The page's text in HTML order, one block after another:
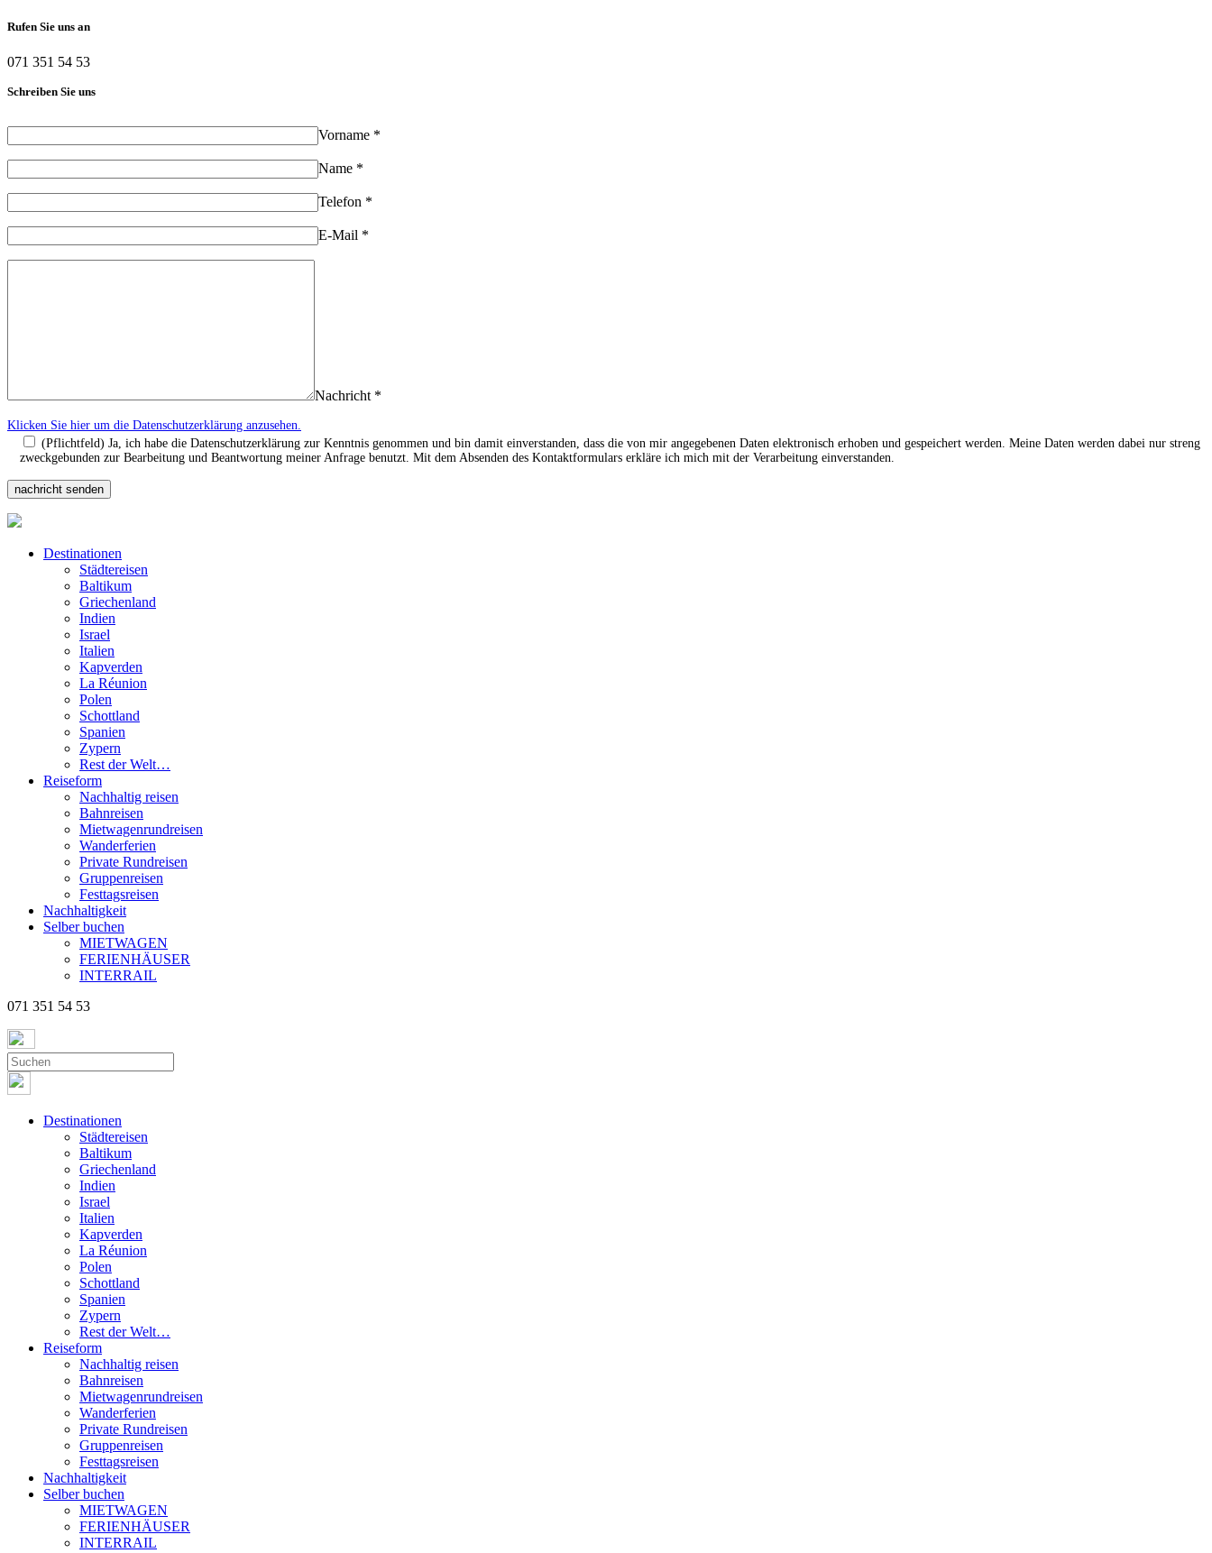
Rufen Sie uns an
071 351 54 53
Schreiben Sie uns
Vorname *
Name *
Telefon *
E-Mail *
Nachricht *
Klicken Sie hier um die Datenschutzerklärung anzusehen.
(Pflichtfeld) Ja, ich habe die Datenschutzerklärung zur Kenntnis genommen und bin damit einverstanden, dass die von mir angegebenen Daten elektronisch erhoben und gespeichert werden. Meine Daten werden dabei nur streng
zweckgebunden zur Bearbeitung und Beantwortung meiner Anfrage benutzt. Mit dem Absenden des Kontaktformulars erkläre ich mich mit der Verarbeitung einverstanden.
Destinationen
Städtereisen
Baltikum
Griechenland
Indien
Israel
Italien
Kapverden
La Réunion
Polen
Schottland
Spanien
Zypern
Rest der Welt…
Reiseform
Nachhaltig reisen
Bahnreisen
Mietwagenrundreisen
Wanderferien
Private Rundreisen
Gruppenreisen
Festtagsreisen
Nachhaltigkeit
Selber buchen
MIETWAGEN
FERIENHÄUSER
INTERRAIL
071 351 54 53
Destinationen
Städtereisen
Baltikum
Griechenland
Indien
Israel
Italien
Kapverden
La Réunion
Polen
Schottland
Spanien
Zypern
Rest der Welt…
Reiseform
Nachhaltig reisen
Bahnreisen
Mietwagenrundreisen
Wanderferien
Private Rundreisen
Gruppenreisen
Festtagsreisen
Nachhaltigkeit
Selber buchen
MIETWAGEN
FERIENHÄUSER
INTERRAIL